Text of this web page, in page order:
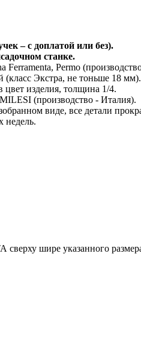
– с доплатой или без).
станке.
Ferramenta, Permo
Экстра, не тоньше 18 мм).
цвет изделия, толщина 1/4.
(производство - Италия).
виде, все детали
недель.
шире указанного размера